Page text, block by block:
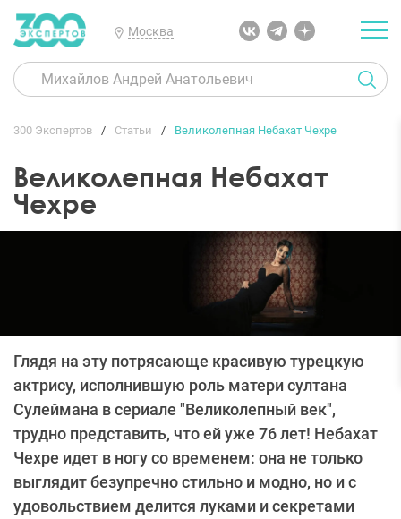
Москва
300 Экспертов Статьи Великолепная Небахат Чехре
Великолепная Небахат
Чехре
Глядя на эту потрясающе красивую турецкую
актрису, исполнившую роль матери султана
Сулеймана в сериале "Великолепный век",
трудно представить, что ей уже 76 лет! Небахат
Чехре идет в ногу со временем: она не только
выглядит безупречно стильно и модно, но и с
удовольствием делится луками и секретами